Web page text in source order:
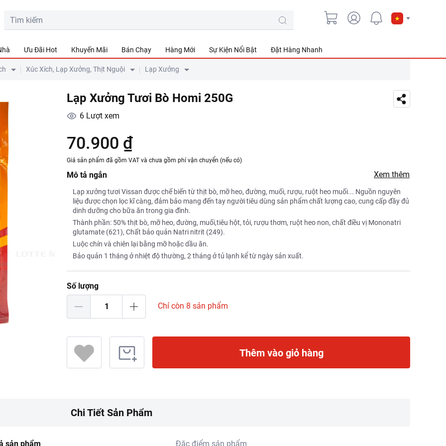
Ưu Đãi Hot Khuyến Mãi Bán Chạy Hàng Mới Sự Kiện Nổi Bật Đặt Hàng Nhanh
Xúc Xích, Lạp Xưởng, Thịt Nguội Lạp Xưởng
Lạp Xưởng Tươi Bò Homi 250G
6 Lượt xem
70.900 ₫
Giá sản phẩm đã gồm VAT và chưa gồm phí vận chuyển (nếu có)
Mô tả ngắn Xem thêm
Lạp xưởng tươi Vissan được chế biến từ thịt bò, mỡ heo, đường, muối, rượu, ruột heo muối... Nguồn nguyên
liệu được chọn lọc kĩ càng, đảm bảo mang đến tay người tiêu dùng sản phẩm chất lượng cao, cung cấp đầy đủ
dinh dưỡng cho bữa ăn trong gia đình.
Thành phần: 50% thịt bò, mỡ heo, đường, muối,tiêu hột, tỏi, rượu thơm, ruột heo non, chất điều vị Mononatri
glutamate (621), Chất bảo quản Natri nitrit (249).
Luộc chín và chiên lại bằng mỡ hoặc dầu ăn.
Bảo quản 1 tháng ở nhiệt độ thường, 2 tháng ở tủ lạnh kể từ ngày sản xuất.
Số lượng
Chỉ còn 8 sản phẩm
Thêm vào giỏ hàng
Chi Tiết Sản Phẩm
sản phẩm Đặc điểm sản phẩm